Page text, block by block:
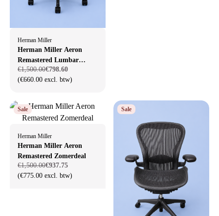
Herman Miller
Herman Miller Aeron
Remastered Lumbar
Oferta letnia
€1,500.00€798.60
(€660.00 excl. btw)
Sale
Herman Miller
Herman Miller Aeron
Remastered Zomerdeal
€1,500.00€937.75
(€775.00 excl. btw)
Sale